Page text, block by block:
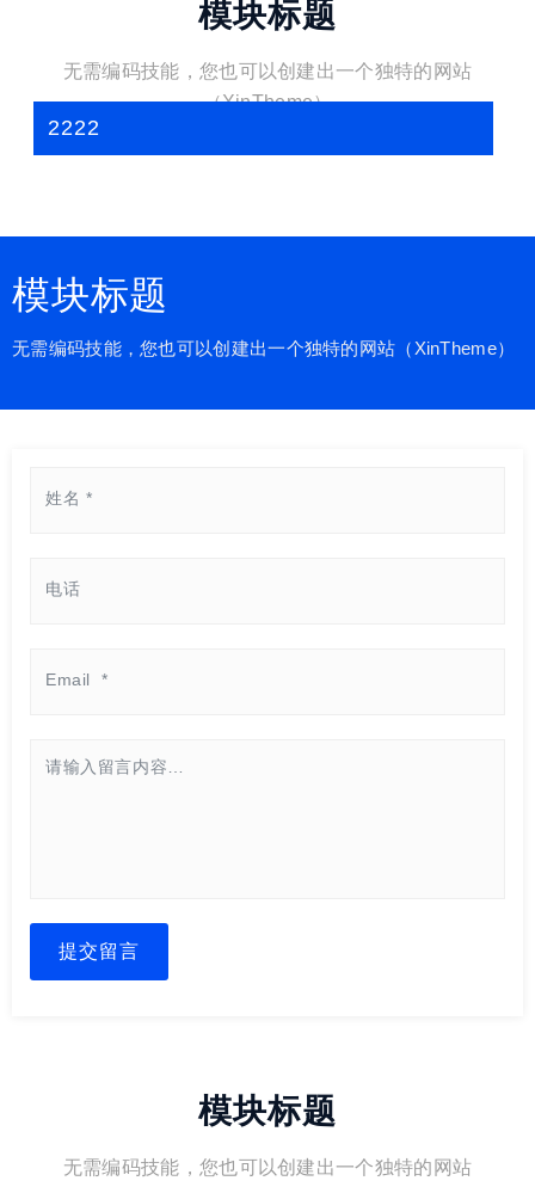
模块标题
无需编码技能，您也可以创建出一个独特的网站
（XinTheme）
2222
模块标题
无需编码技能，您也可以创建出一个独特的网站（XinTheme）
提交留言
模块标题
无需编码技能，您也可以创建出一个独特的网站